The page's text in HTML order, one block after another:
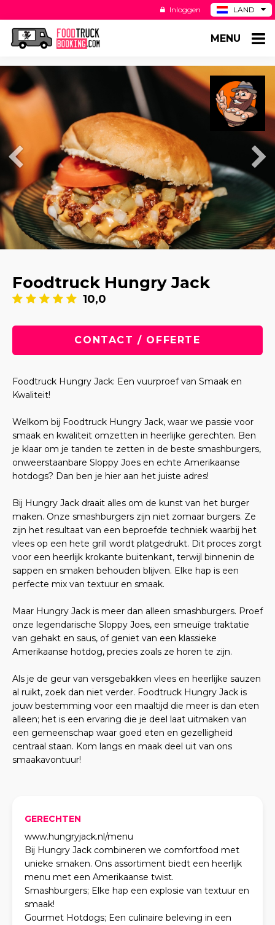
LAND
DE
US
Inloggen
MENU
Foodtruck Hungry Jack
10,0
CONTACT / OFFERTE
Foodtruck Hungry Jack: Een vuurproef van Smaak en
Kwaliteit!
Welkom bij Foodtruck Hungry Jack, waar we passie voor
smaak en kwaliteit omzetten in heerlijke gerechten. Ben
je klaar om je tanden te zetten in de beste smashburgers,
onweerstaanbare Sloppy Joes en echte Amerikaanse
hotdogs? Dan ben je hier aan het juiste adres!
Bij Hungry Jack draait alles om de kunst van het burger
maken. Onze smashburgers zijn niet zomaar burgers. Ze
zijn het resultaat van een beproefde techniek waarbij het
vlees op een hete grill wordt platgedrukt. Dit proces zorgt
voor een heerlijk krokante buitenkant, terwijl binnenin de
sappen en smaken behouden blijven. Elke hap is een
perfecte mix van textuur en smaak.
Maar Hungry Jack is meer dan alleen smashburgers. Proef
onze legendarische Sloppy Joes, een smeuïge traktatie
van gehakt en saus, of geniet van een klassieke
Amerikaanse hotdog, precies zoals ze horen te zijn.
Als je de geur van versgebakken vlees en heerlijke sauzen
al ruikt, zoek dan niet verder. Foodtruck Hungry Jack is
jouw bestemming voor een maaltijd die meer is dan eten
alleen; het is een ervaring die je deel laat uitmaken van
een gemeenschap waar goed eten en gezelligheid
centraal staan. Kom langs en maak deel uit van ons
smaakavontuur!
GERECHTEN
www.hungryjack.nl/menu
Bij Hungry Jack combineren we comfortfood met
unieke smaken. Ons assortiment biedt een heerlijk
menu met een Amerikaanse twist.
Smashburgers; Elke hap een explosie van textuur en
smaak!
Gourmet Hotdogs; Een culinaire beleving in een